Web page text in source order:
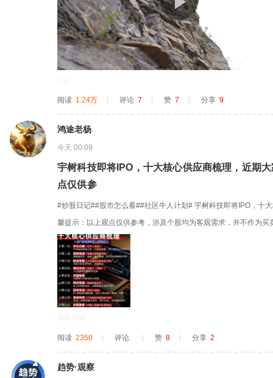
阅读 1.24万 评论 7 赞 7 分享 9
鸿途老杨
今天 00:09
宇树科技即将IPO，十大核心供应商梳理，近期
点仅供参
#炒股日记##股市怎么看##社区牛人计划# 宇树科技即将IPO，十
馨提示：以上观点仅供参考，涉及个股均为客观需求，并不作为
有风险，投资需谨慎！ $卧龙电驱(SH600580)$ $双环传动
阅读 2350 评论 赞 8 分享 2
趋势·观察